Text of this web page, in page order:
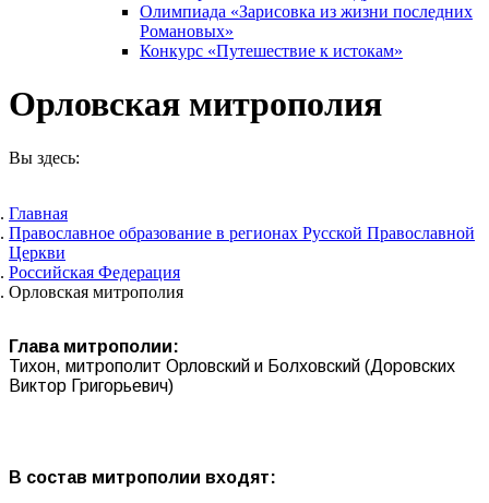
Олимпиада «Зарисовка из жизни последних
Романовых»
Конкурс «Путешествие к истокам»
Орловская митрополия
Вы здесь:
Главная
Православное образование в регионах Русской Православной
Церкви
Российская Федерация
Орловская митрополия
Глава митрополии:
Тихон, митрополит Орловский и Болховский (Доровских
Виктор Григорьевич)
В состав митрополии входят: